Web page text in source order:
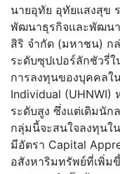
นายอุทัย อุทัยแสงสุข
พัฒนาธุรกิจและพัฒน
สิริ จำกัด (มหาชน) ก
ระดับซุปเปอร์ลักชัวรี่
การลงทุนของบุคคลใ
Individual
ระดับสูง ซึ่งแต่เดิมนัก
กลุ่มนี้จะสนใจลงทุนใ
มีอัตรา Capital
อสังหาริมทรัพย์ที่เพิ่ม